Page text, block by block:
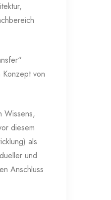
von
Wissens,
diesem
als
und
Anschluss